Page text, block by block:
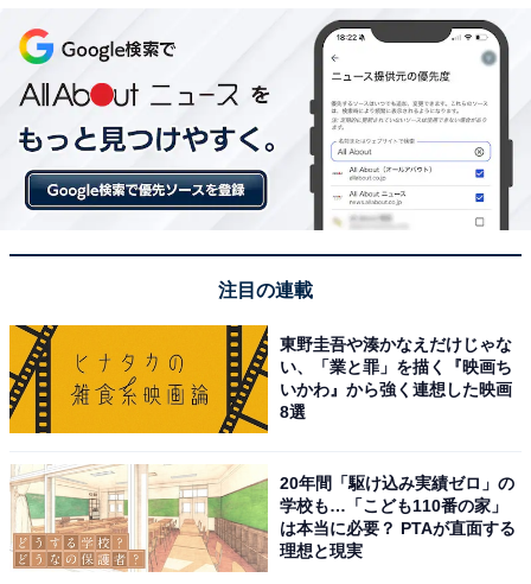
注目の連載
東野圭吾や湊かなえだけじゃな
い、「業と罪」を描く『映画ち
いかわ』から強く連想した映画
8選
20年間「駆け込み実績ゼロ」の
学校も…「こども110番の家」
は本当に必要？ PTAが直面する
理想と現実